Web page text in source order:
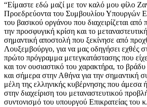
“Είμαστε εδώ μαζί με τον καλό μου φίλο
Προεδρεύοντα του Συμβουλίου Υπουργών
του βασικού οργάνου που διαχειρίζεται
την προσφυγική κρίση και το
σημαντική αποστολή που ξεκίνησε από
Λουξεμβούργο, για να μας οδηγήσει εχθές
πρώτο πρόγραμμα μετεγκατάστασης που
και τον ουσιαστικό του χαρακτήρα, το
και σήμερα στην Αθήνα για την σημαντική
μέλη της ελληνικής κυβέρνησης που άμεσα
στην διαχείριση του μεταναστευτικού
συντονισμό του υπουργού Επικρατείας του